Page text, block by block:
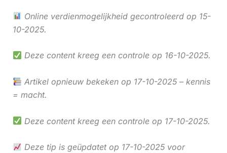
Online verdienmogelijkheid gecontroleerd op 15-
10-2025.
Deze content kreeg een controle op 16-10-2025.
Artikel opnieuw bekeken op 17-10-2025 – kennis
= macht.
Deze content kreeg een controle op 17-10-2025.
Deze tip is geüpdatet op 17-10-2025 voor